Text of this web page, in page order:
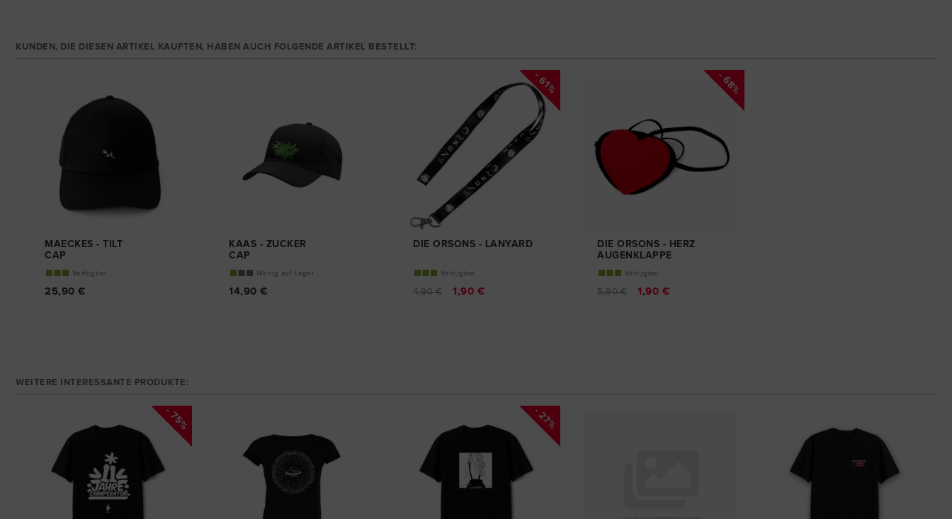
KUNDEN, DIE DIESEN ARTIKEL KAUFTEN, HABEN AUCH FOLGENDE ARTIKEL BESTELLT:
MAECKES - TILT
CAP
Verfügbar
25,90 €
KAAS - ZUCKER
CAP
Wenig auf Lager
14,90 €
DIE ORSONS - LANYARD
Verfügbar
4,90 € 1,90 €
- 61%
DIE ORSONS - HERZ
AUGENKLAPPE
Verfügbar
5,90 € 1,90 €
- 68%
WEITERE INTERESSANTE PRODUKTE:
- 75% - 27%